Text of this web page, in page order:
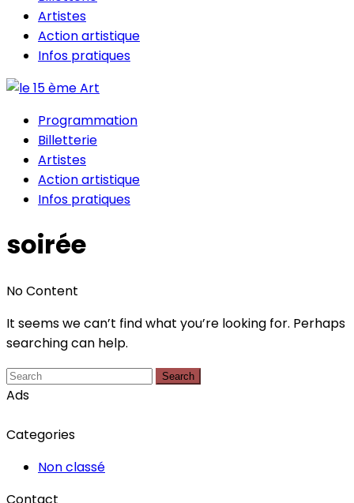
Artistes
Action artistique
Infos pratiques
Programmation
Billetterie
Artistes
Action artistique
Infos pratiques
soirée
No Content
It seems we can’t find what you’re looking for. Perhaps
searching can help.
Search
Ads
Categories
Non classé
Contact